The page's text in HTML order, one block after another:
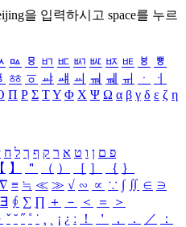
을 입력하시고 space를 누르
ㅰ ㅱ ㅲ ㅳ ㅴ ㅵ ㅶ ㅷ ㅸ
ㅹ
ㆅ ㆆ ㆇ ㆈ ㆉ ㆊ ㆋ ㆌ ㆍ
ㆎ
Π Ρ Σ ΤΥ Φ Χ Ψ Ω α β γ δ ε ζ η
פ ם ן ו ט א ר ק ף ך ל ח
【 】 ＂ （ ） ［ ］ ｛ ｝
∇ ≡ ≒ ≪ ≫ √ ∽ ∝ ∵ ∫ ∬ ∈ ∋
∃ ∮ ∑ ∏ ＋ － ＜ ＝
＞
ˇ ˘ ˝ ˚ ˙ ¸ ¡ ¿ ː ！ ＇ ， ． ／
：